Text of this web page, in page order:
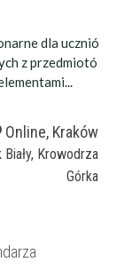
dla ucznió
z przedmiotó
Online, Kraków
Biały, Krowodrza
Górka